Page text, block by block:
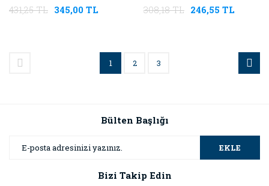
431,25 TL 345,00 TL 308,18 TL 246,55 TL
1 2 3
Bülten Başlığı
EKLE
Bizi Takip Edin